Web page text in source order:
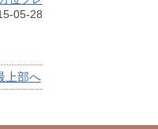
05-28
上部へ